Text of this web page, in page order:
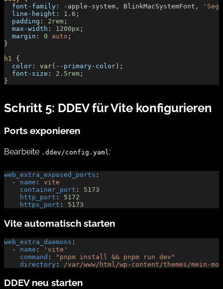
  font-family
: -apple-system, BlinkMacSystemFont,
  line-height
: 1.6 ;
  padding
: 2rem ;
  max-width
: 1200px ;
  margin
: 0 auto ;
}
h1
{
  color
: var( --primary-color);
  font-size
: 2.5rem ;
}
Schritt 5: DDEV für Vite konfigurieren
Ports exponieren
Bearbeite .ddev/config.yaml:
web_extra_exposed_ports :
  -
name : vite
    container_port
: 5173
    http_port
: 5172
    https_port
: 5173
Vite automatisch starten
web_extra_daemons :
  -
name :
'vite'
    command
:
"pnpm install && pnpm run dev"
    directory
: /var/www/html/wp-content/themes/mein-
DDEV neu starten